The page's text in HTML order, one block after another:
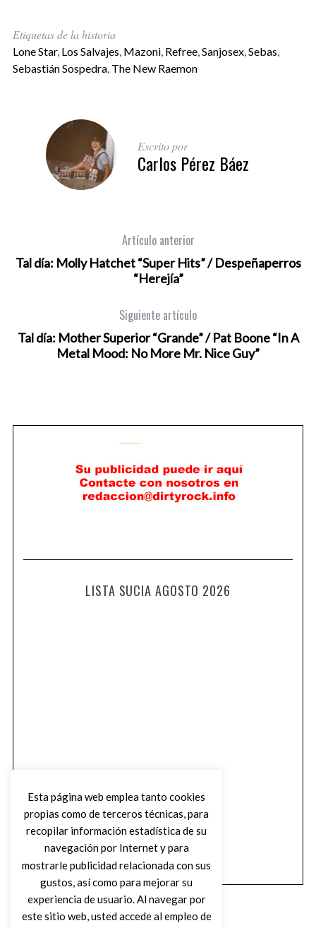
Etiquetas de la historia
Lone Star, Los Salvajes Mazoni, Refree, Sanjosex, Sebas
Sebastián Sospedra, The New Raemon
Escrito por
Carlos Pérez Báez
Artículo anterior
Tal día: Molly Hatchet “Super Hits” / Despeñaperros
“Herejía”
Siguiente artículo
Tal día: Mother Superior “Grande” / Pat Boone “In A
Metal Mood: No More Mr. Nice Guy”
LISTA SUCIA AGOSTO 2026
Esta página web emplea tanto cookies
propias como de terceros técnicas, para
recopilar información estadística de su
navegación por Internet y para
mostrarle publicidad relacionada con sus
gustos, así como para mejorar su
experiencia de usuario. Al navegar por
este sitio web, usted accede al empleo de